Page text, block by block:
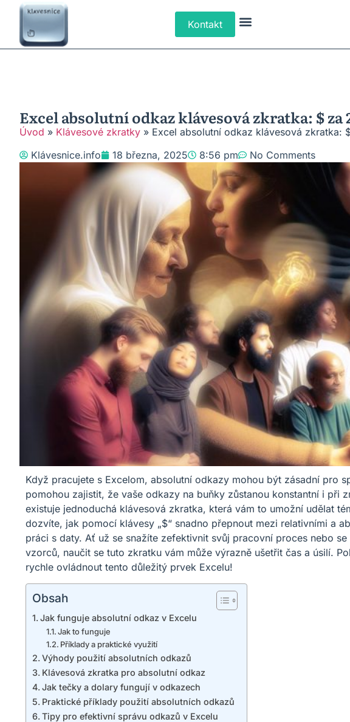
Kontakt
Excel absolutní odkaz klávesová zkratka: $
Úvod » Klávesové zkratky » Excel absolutní odkaz klávesová zkratka:
Klávesnice.info
18 března, 2025 8:56 pm No Comments
Když pracujete s Excelom, absolutní odkazy mohou být zásadní pro
pomohou zajistit, že vaše odkazy na buňky zůstanou konstantní i při
existuje jednoduchá klávesová zkratka, která vám to umožní udělat
dozvíte, jak pomocí klávesy „$“ snadno přepnout mezi relativními a
práci s daty. Ať už se snažíte zefektivnit svůj pracovní proces nebo
vzorců, naučit se tuto zkratku vám může výrazně ušetřit čas a úsilí.
rychle ovládnout tento důležitý prvek Excelu!
Obsah
Jak funguje absolutní odkaz v Excelu
Jak to funguje
Příklady a praktické využití
Výhody použití absolutních odkazů
Klávesová zkratka pro absolutní odkaz
Jak tečky a dolary fungují v odkazech
Praktické příklady použití absolutních odkazů
Tipy pro efektivní správu odkazů v Excelu